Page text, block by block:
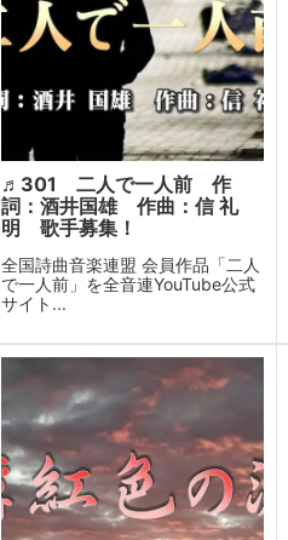
♬301 二人で一人前 作
詞：酒井国雄 作曲：信 礼
明 歌手募集！
全国詩曲音楽連盟 会員作品「二人
で一人前」を全音連YouTube公式
サイト...